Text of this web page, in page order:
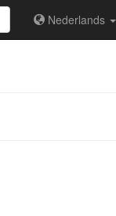
Nederlands